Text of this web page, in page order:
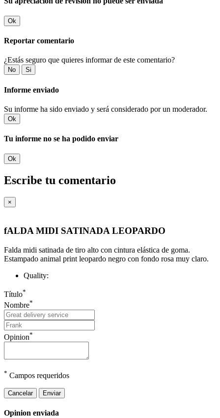
Ok
Reportar comentario
¿Estás seguro que quieres informar de este comentario?
No Si
Informe enviado
Su informe ha sido enviado y será considerado por un moderador.
Ok
Tu informe no se ha podido enviar
Ok
Escribe tu comentario
×
fALDA MIDI SATINADA LEOPARDO
Falda midi satinada de tiro alto con cintura elástica de goma.
Estampado animal print leopardo negro con fondo rosa muy claro.
Quality:
Título*
Nombre*
Opinion*
* Campos requeridos
Cancelar Enviar
Opinion enviada